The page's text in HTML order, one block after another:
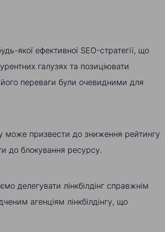
якої ефективної SEO-стратегії, що
галузях та позиціювати
переваги були очевидними для
може призвести до зниження рейтингу
до блокування ресурсу.
делегувати лінкбілдінг справжнім
агенціям лінкбілдінгу, що